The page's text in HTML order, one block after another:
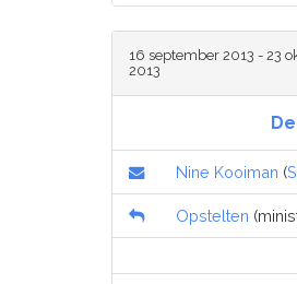
16 september 2013 - 23
2013
Nine Kooiman (
Opstelten